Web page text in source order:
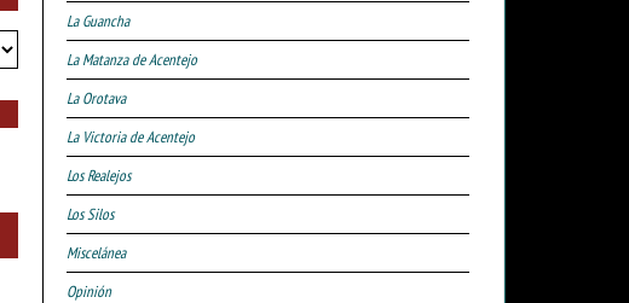
La Guancha
La Matanza de Acentejo
La Orotava
La Victoria de Acentejo
Los Realejos
Los Silos
Miscelánea
Opinión